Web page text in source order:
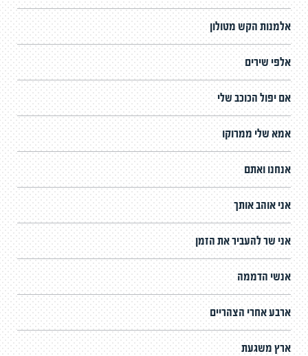
אלמנות הקש מטולון
אלפי שירים
אם יפול הכוכב שלי
אמא שלי ממרוקו
אנחנו ואתם
אני אוהב אותך
אני שר להעביר את הזמן
אנשי הדממה
ארבע אחרי הצהריים
ארץ משגעת